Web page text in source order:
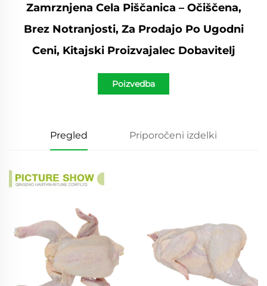
Zamrznjena Cela Piščanica – Očiščena,
Brez Notranjosti, Za Prodajo Po Ugodni
Ceni, Kitajski Proizvajalec Dobavitelj
Poizvedba
Pregled Priporočeni izdelki